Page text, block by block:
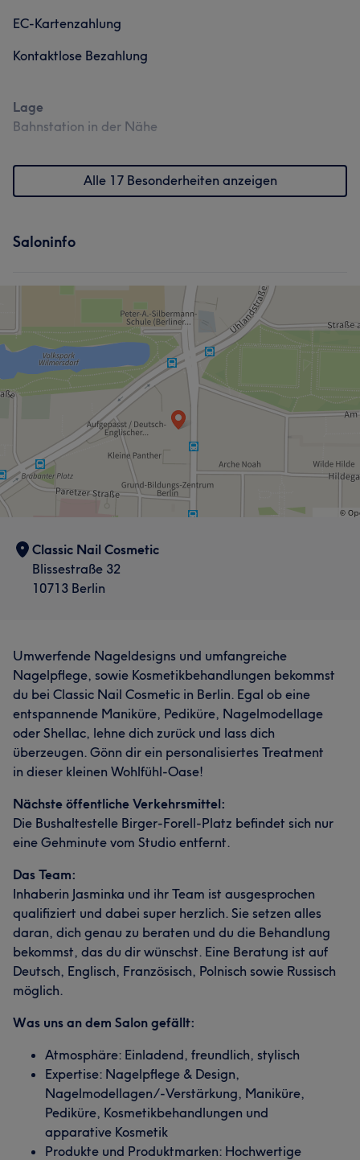
EC-Kartenzahlung
Kontaktlose Bezahlung
Lage
Bahnstation in der Nähe
Alle 17 Besonderheiten anzeigen
Saloninfo
Classic Nail Cosmetic
Blissestraße 32
10713 Berlin
Umwerfende Nageldesigns und umfangreiche
Nagelpflege, sowie Kosmetikbehandlungen bekommst
du bei Classic Nail Cosmetic in Berlin. Egal ob eine
entspannende Maniküre, Pediküre, Nagelmodellage
oder Shellac, lehne dich zurück und lass dich
überzeugen. Gönn dir ein personalisiertes Treatment
in dieser kleinen Wohlfühl-Oase!
Nächste öffentliche Verkehrsmittel:
Die Bushaltestelle Birger-Forell-Platz befindet sich nur
eine Gehminute vom Studio entfernt.
Das Team:
Inhaberin Jasminka und ihr Team ist ausgesprochen
qualifiziert und dabei super herzlich. Sie setzen alles
daran, dich genau zu beraten und du die Behandlung
bekommst, das du dir wünschst. Eine Beratung ist auf
Deutsch, Englisch, Französisch, Polnisch sowie Russisch
möglich.
Was uns an dem Salon gefällt:
Atmosphäre: Einladend, freundlich, stylisch
Expertise: Nagelpflege & Design,
Nagelmodellagen/-Verstärkung, Maniküre,
Pediküre, Kosmetikbehandlungen und
apparative Kosmetik
Produkte und Produktmarken: Hochwertige